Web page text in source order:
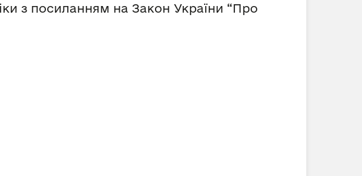
з посиланням на Закон України “Про